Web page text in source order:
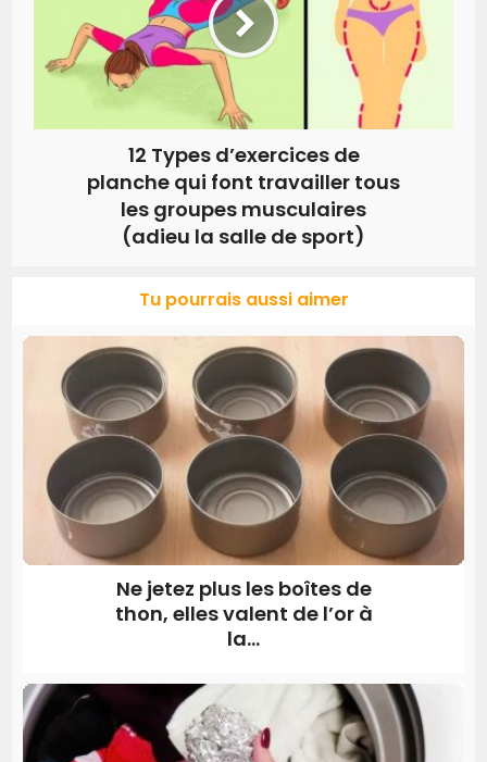
12 Types d’exercices de
planche qui font travailler tous
les groupes musculaires
(adieu la salle de sport)
Tu pourrais aussi aimer
Ne jetez plus les boîtes de
thon, elles valent de l’or à
la...